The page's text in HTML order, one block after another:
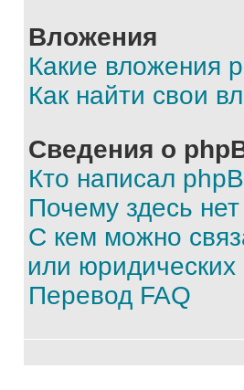
Вложения
Какие вложения
Как найти свои
Сведения о
Кто написал
Почему здесь
С кем можно
или
Перевод FAQ